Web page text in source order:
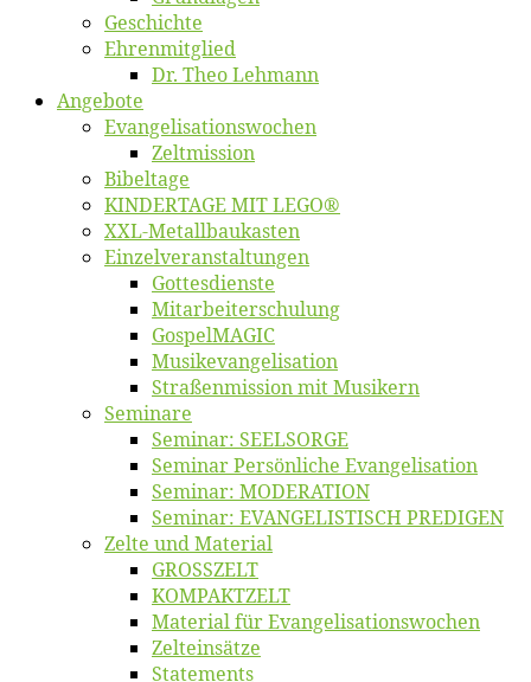
Ge­schich­te
Eh­ren­mit­glied
Dr. Theo Lehmann
An­ge­bo­te
Evangelisa­tions­wo­chen
Zelt­mis­si­on
Bi­bel­ta­ge
KINDERTAGE MIT LEGO®
XXL-Me­­tal­l­­bau­­kas­­ten
Einzelver­an­stal­tungen
Got­tes­diens­te
Mitarbeiter­schulung
Gos­pel­MA­GIC
Musikevan­ge­li­sa­tion
Straßenmis­sion mit Musikern
Se­mi­na­re
Se­mi­nar: SEELSORGE
Se­mi­nar Per­sön­li­che Evangelisation
Se­mi­nar: MODERATION
Se­mi­nar: EVANGELISTISCH PREDIGEN
Zel­te und Material
GROSSZELT
KOMPAKTZELT
Ma­te­ri­al für Evangelisationswochen
Zelt­ein­sät­ze
State­ments